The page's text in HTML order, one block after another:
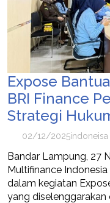
Expose
BRI Finance
Strategi
02/12/2025indoneisa
Bandar Lampung, 27
Multifinance Indonesia
dalam kegiatan
yang diselenggarakan